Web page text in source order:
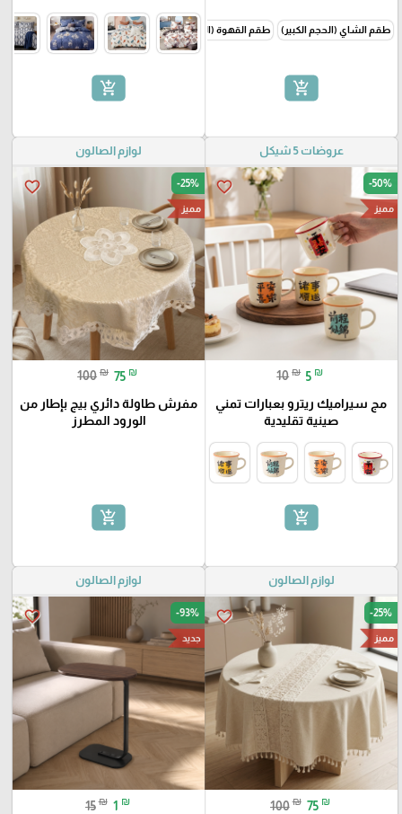
طقم الشاي (الحجم الكبير) طقم القهوة (الحجم الصغير)
add_shopping_cart
add_shopping_cart
عروضات 5 شيكل
favorite_border -50%
مميز
10 ₪ 5 ₪
مج سيراميك ريترو بعبارات تمني
صينية تقليدية
add_shopping_cart
لوازم الصالون
favorite_border -25%
مميز
100 ₪ 75 ₪
مفرش طاولة دائري بيج بإطار من
الورود المطرز
add_shopping_cart
لوازم الصالون
favorite_border -25%
مميز
100 ₪ 75 ₪
لوازم الصالون
favorite_border -93%
جديد
15 ₪ 1 ₪